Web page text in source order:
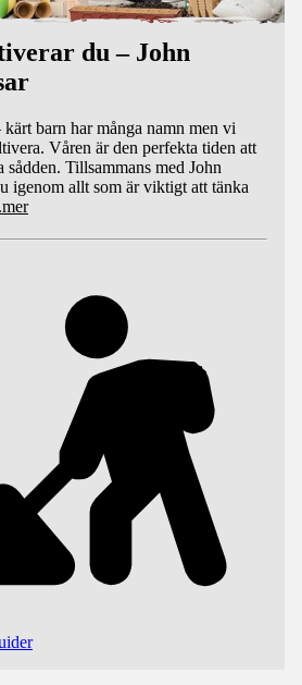
du – John
kärt barn har många namn men vi
Våren är den perfekta tiden att
sådden. Tillsammans med John
igenom allt som är viktigt att tänka
mer